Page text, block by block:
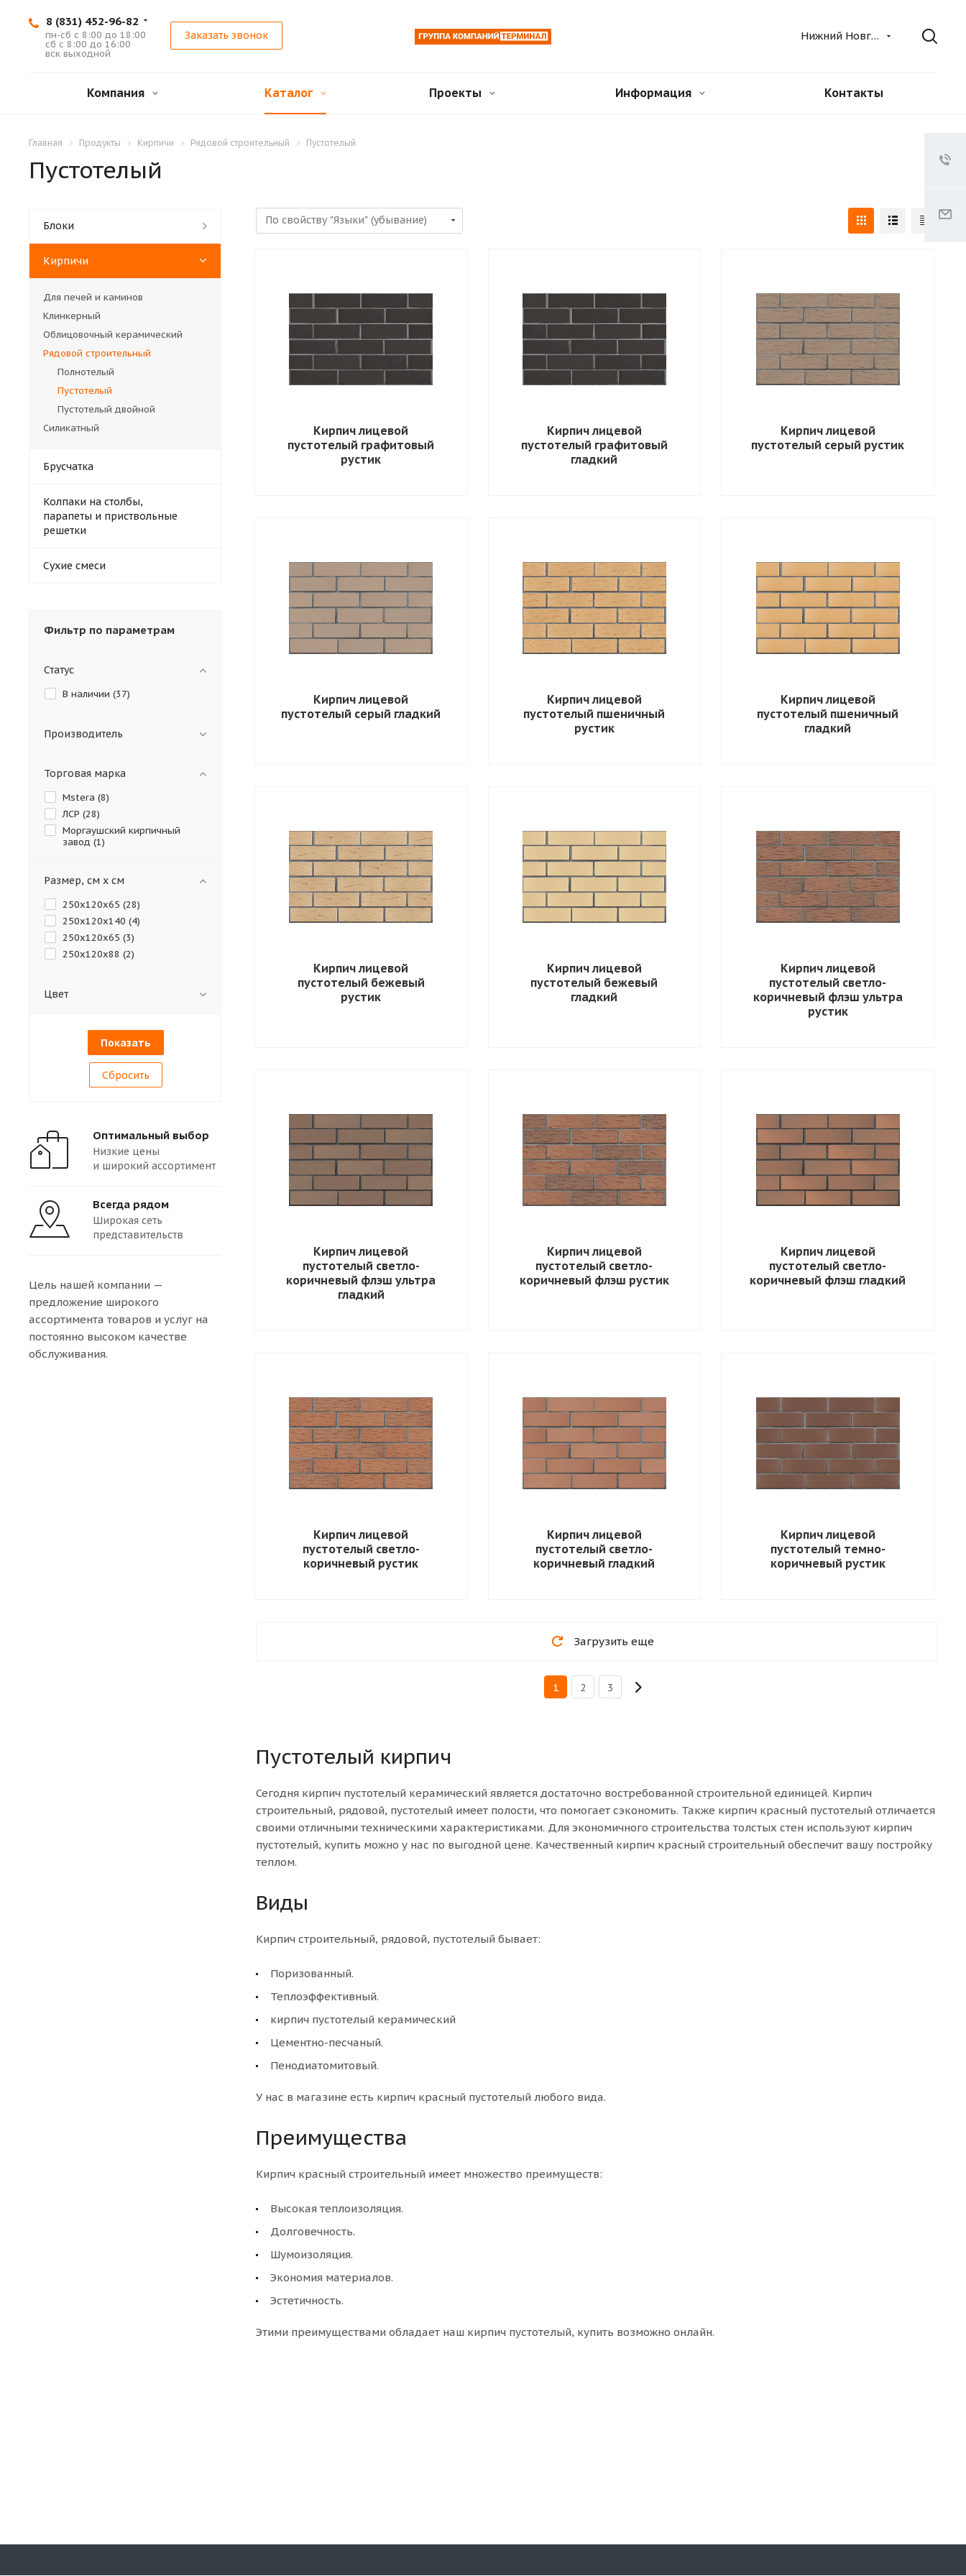
8 (831) 452-96-82
пн-сб с 8:00 до 18:00
сб с 8:00 до 16:00
вск выходной
Заказать звонок Нижний Новгород
Компания Каталог Проекты Информация Контакты
Главная Продукты Кирпичи Рядовой строительный Пустотелый
Пустотелый
Кирпич лицевой
пустотелый графитовый
рустик
Кирпич лицевой
пустотелый графитовый
гладкий
Кирпич лицевой
пустотелый серый рустик
Кирпич лицевой
пустотелый серый гладкий
Кирпич лицевой
пустотелый пшеничный
рустик
Кирпич лицевой
пустотелый пшеничный
гладкий
Кирпич лицевой
пустотелый бежевый
рустик
Кирпич лицевой
пустотелый бежевый
гладкий
Кирпич лицевой
пустотелый светло-
коричневый флэш ультра
рустик
Кирпич лицевой
пустотелый светло-
коричневый флэш ультра
гладкий
Кирпич лицевой
пустотелый светло-
коричневый флэш рустик
Кирпич лицевой
пустотелый светло-
коричневый флэш гладкий
Кирпич лицевой
пустотелый светло-
коричневый рустик
Кирпич лицевой
пустотелый светло-
коричневый гладкий
Кирпич лицевой
пустотелый темно-
коричневый рустик
Загрузить еще
1 2 3
Пустотелый кирпич
Сегодня кирпич пустотелый керамический является достаточно востребованной строительной единицей. Кирпич
строительный, рядовой, пустотелый имеет полости, что помогает сэкономить. Также кирпич красный пустотелый отличается
своими отличными техническими характеристиками. Для экономичного строительства толстых стен используют кирпич
пустотелый, купить можно у нас по выгодной цене. Качественный кирпич красный строительный обеспечит вашу постройку
теплом.
Виды
Кирпич строительный, рядовой, пустотелый бывает:
Поризованный.
Теплоэффективный.
кирпич пустотелый керамический
Цементно-песчаный.
Пенодиатомитовый.
У нас в магазине есть кирпич красный пустотелый любого вида.
Преимущества
Кирпич красный строительный имеет множество преимуществ:
Высокая теплоизоляция.
Долговечность.
Шумоизоляция.
Экономия материалов.
Эстетичность.
Этими преимуществами обладает наш кирпич пустотелый, купить возможно онлайн.
Блоки
Кирпичи
Для печей и каминов
Клинкерный
Облицовочный керамический
Рядовой строительный
Полнотелый
Пустотелый
Пустотелый двойной
Силикатный
Брусчатка
Колпаки на столбы,
парапеты и приствольные
решетки
Сухие смеси
Фильтр по параметрам
Статус
В наличии (37)
Производитель
Торговая марка
Mstera (8)
ЛСР (28)
Моргаушский кирпичный
завод (1)
Размер, см х см
250x120х65 (28)
250х120х140 (4)
250х120х65 (3)
250х120х88 (2)
Цвет
Сбросить
Оптимальный выбор
Низкие цены
и широкий ассортимент
Всегда рядом
Широкая сеть
представительств
Цель нашей компании —
предложение широкого
ассортимента товаров и услуг на
постоянно высоком качестве
обслуживания.